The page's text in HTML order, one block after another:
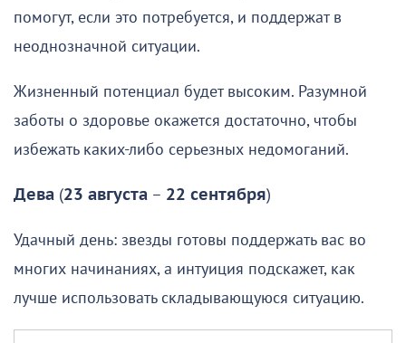
помогут, если это потребуется, и поддержат в
неоднозначной ситуации.
Жизненный потенциал будет высоким. Разумной
заботы о здоровье окажется достаточно, чтобы
избежать каких-либо серьезных недомоганий.
Дева (23 августа – 22 сентября)
Удачный день: звезды готовы поддержать вас во
многих начинаниях, а интуиция подскажет, как
лучше использовать складывающуюся ситуацию.